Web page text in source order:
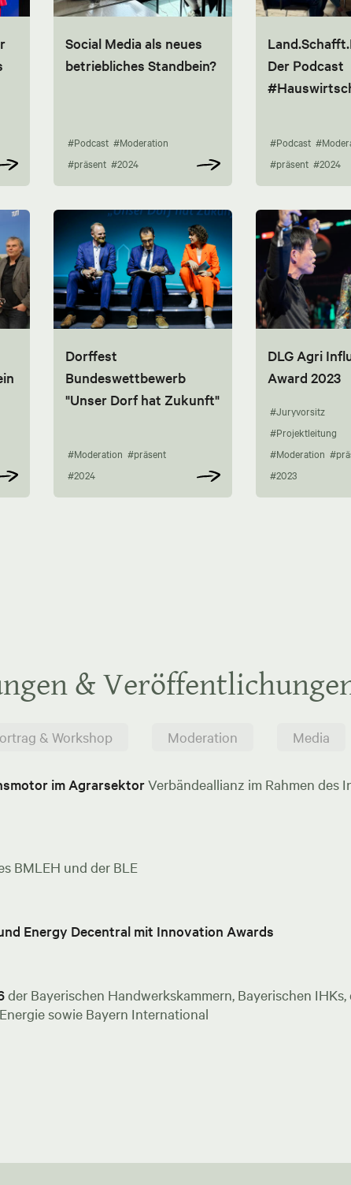
Social Media als neues
betriebliches Standbein?
#Podcast #Moderation
#präsent #2024
Der Podcast
#Podcast
#präsent #2024
Dorffest
Bundeswettbewerb
"Unser Dorf hat Zukunft"
#Moderation #präsent
#2024
DLG Agri
Award 2023
#Juryvorsitz
#Projektleitung
#Moderation
#2023
&
& Workshop Moderation Media
im AgrarsektorVerbändeallianz im Rahmen des
BMLEH und der BLE
Energy Decentral mit Innovation Awards
der Bayerischen Handwerkskammern, Bayerischen
sowie Bayern International